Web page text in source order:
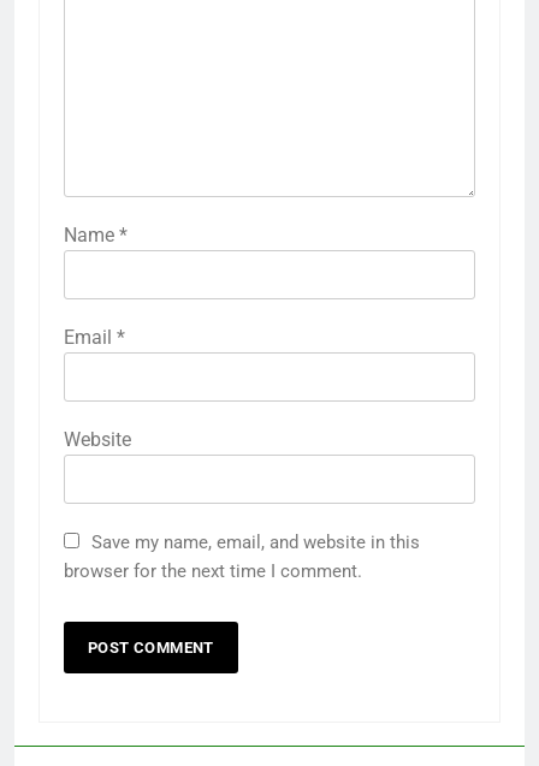
Name *
Email *
Website
Save my name, email, and website in this
browser for the next time I comment.